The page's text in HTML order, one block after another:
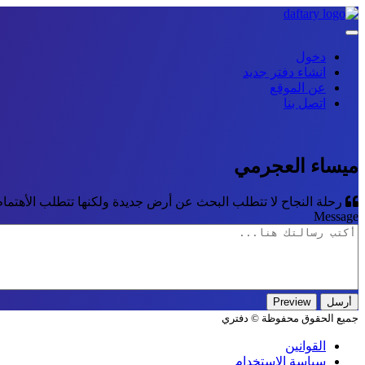
دخول
انشاء دفتر جديد
عن الموقع
اتصل بنا
ميساء العجرمي
رحلة النجاح لا تتطلب البحث عن أرض جديدة ولكنها تتطلب
Message
جميع الحقوق محفوظة © دفتري
القوانين
سياسة الاستخدام